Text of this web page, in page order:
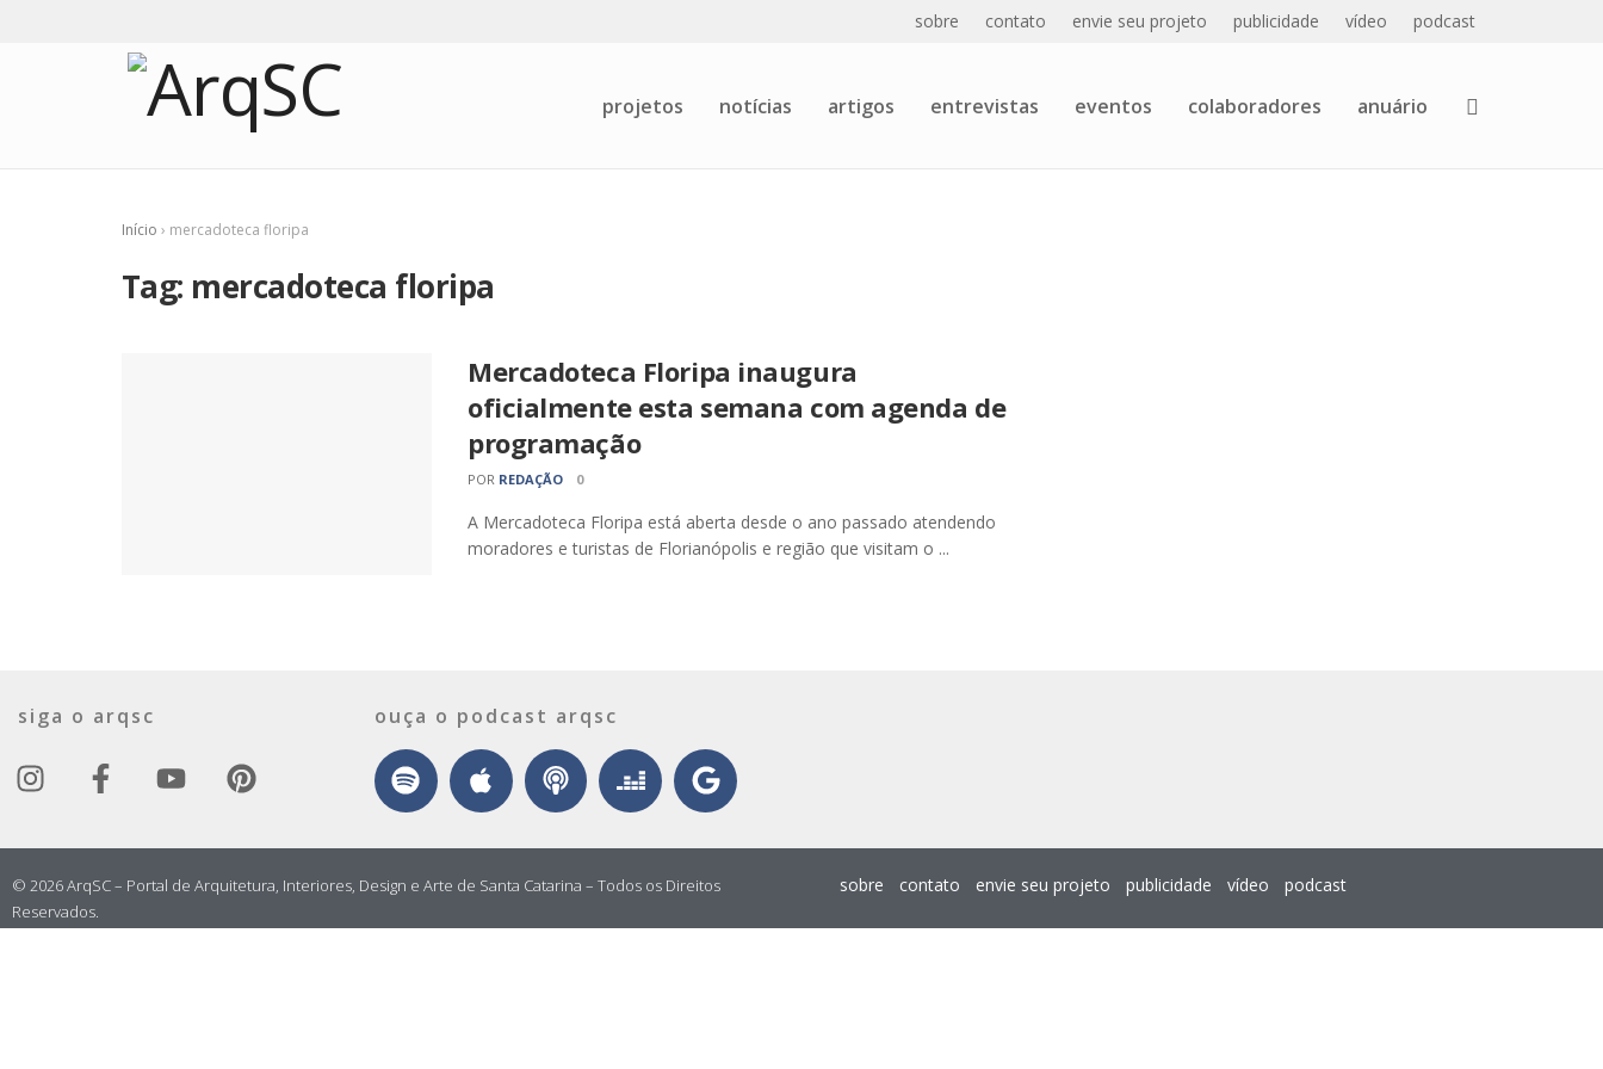
sobre contato envie seu projeto publicidade vídeo podcast
projetos notícias artigos entrevistas eventos colaboradores anuário
Início › mercadoteca floripa
Tag: mercadoteca floripa
Mercadoteca Floripa inaugura
oficialmente esta semana com agenda de
programação
POR REDAÇÃO 0
A Mercadoteca Floripa está aberta desde o ano passado atendendo
moradores e turistas de Florianópolis e região que visitam o ...
siga o arqsc ouça o podcast arqsc
© 2026 ArqSC – Portal de Arquitetura, Interiores, Design e Arte de Santa Catarina – Todos os Direitos
Reservados.
sobre contato envie seu projeto publicidade vídeo podcast